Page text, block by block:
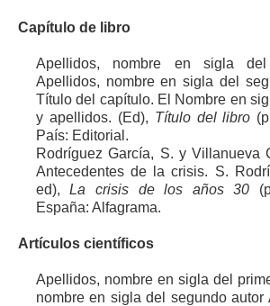
Capítulo de libro
Apellidos, nombre en sigla
Apellidos, nombre en sigla del
Título del capítulo. El Nombre en
y apellidos. (Ed), Título del libro
País: Editorial.
Rodríguez García, S. y Villanueva
Antecedentes de la crisis. S.
ed),La crisis de los años 30
España: Alfagrama.
Artículos científicos
Apellidos, nombre en sigla del
nombre en sigla del segundo autor